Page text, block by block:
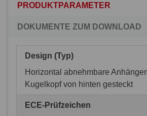
PRODUKTPARAMETER
DOKUMENTE ZUM DOWNLOAD
Design (Typ)
Horizontal abnehmbare
Kugelkopf von hinten gesteckt
ECE-Prüfzeichen